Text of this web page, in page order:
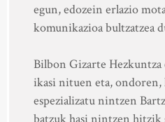
egun, edozein erlazio
komunikazioa bultzatzea
Bilbon Gizarte Hezkuntza
ikasi nituen eta, ondoren,
espezializatu nintzen